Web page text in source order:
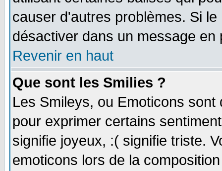
causer d'autres problèmes. Si
désactiver dans un message
Revenir en haut
Que sont les Smilies ?
Les Smileys, ou Emoticons
pour exprimer certains
signifie joyeux, :( signifie triste.
emoticons lors de la